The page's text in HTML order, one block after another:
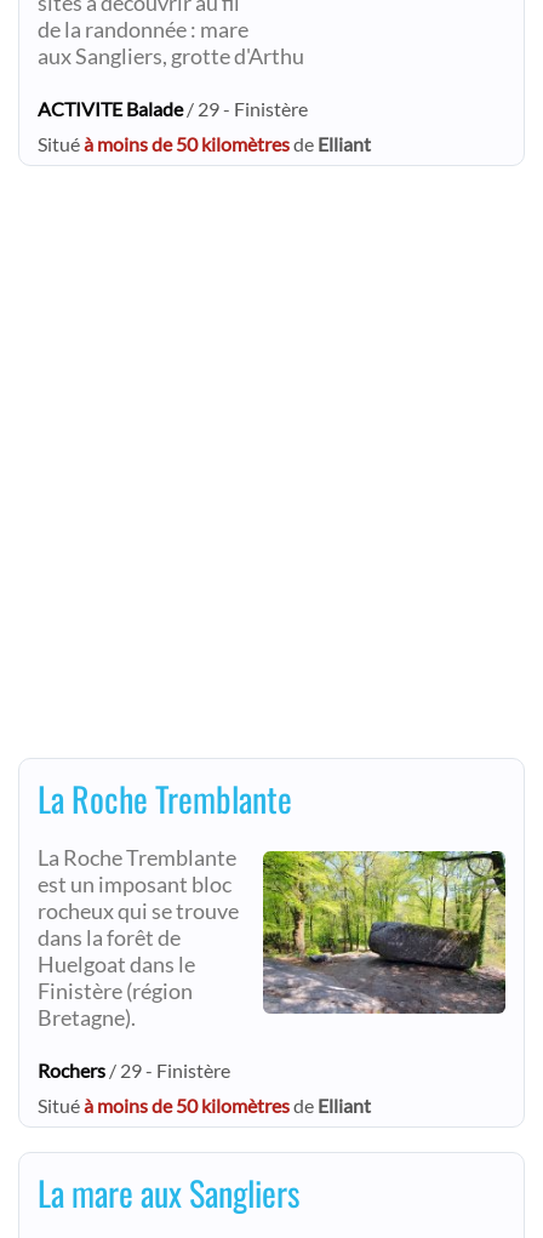
de la randonnée : mare
aux Sangliers, grotte d'Arthu
ACTIVITE Balade/ 29 - Finistère
Situéà moins de 50 kilomètresde Elliant
La Roche Tremblante
La Roche Tremblante
est un imposant bloc
rocheux qui se trouve
dans la forêt de
Huelgoat dans le
Finistère (région
Bretagne).
Rochers / 29 - Finistère
Situéà moins de 50 kilomètresde Elliant
La mare aux Sangliers